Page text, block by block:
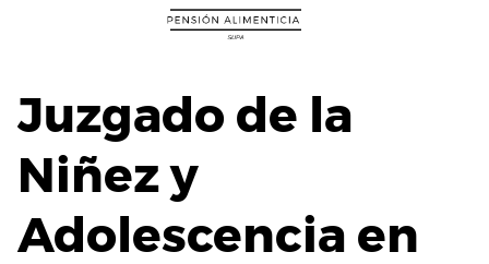
Juzgado de la
Niñez y
Adolescencia en